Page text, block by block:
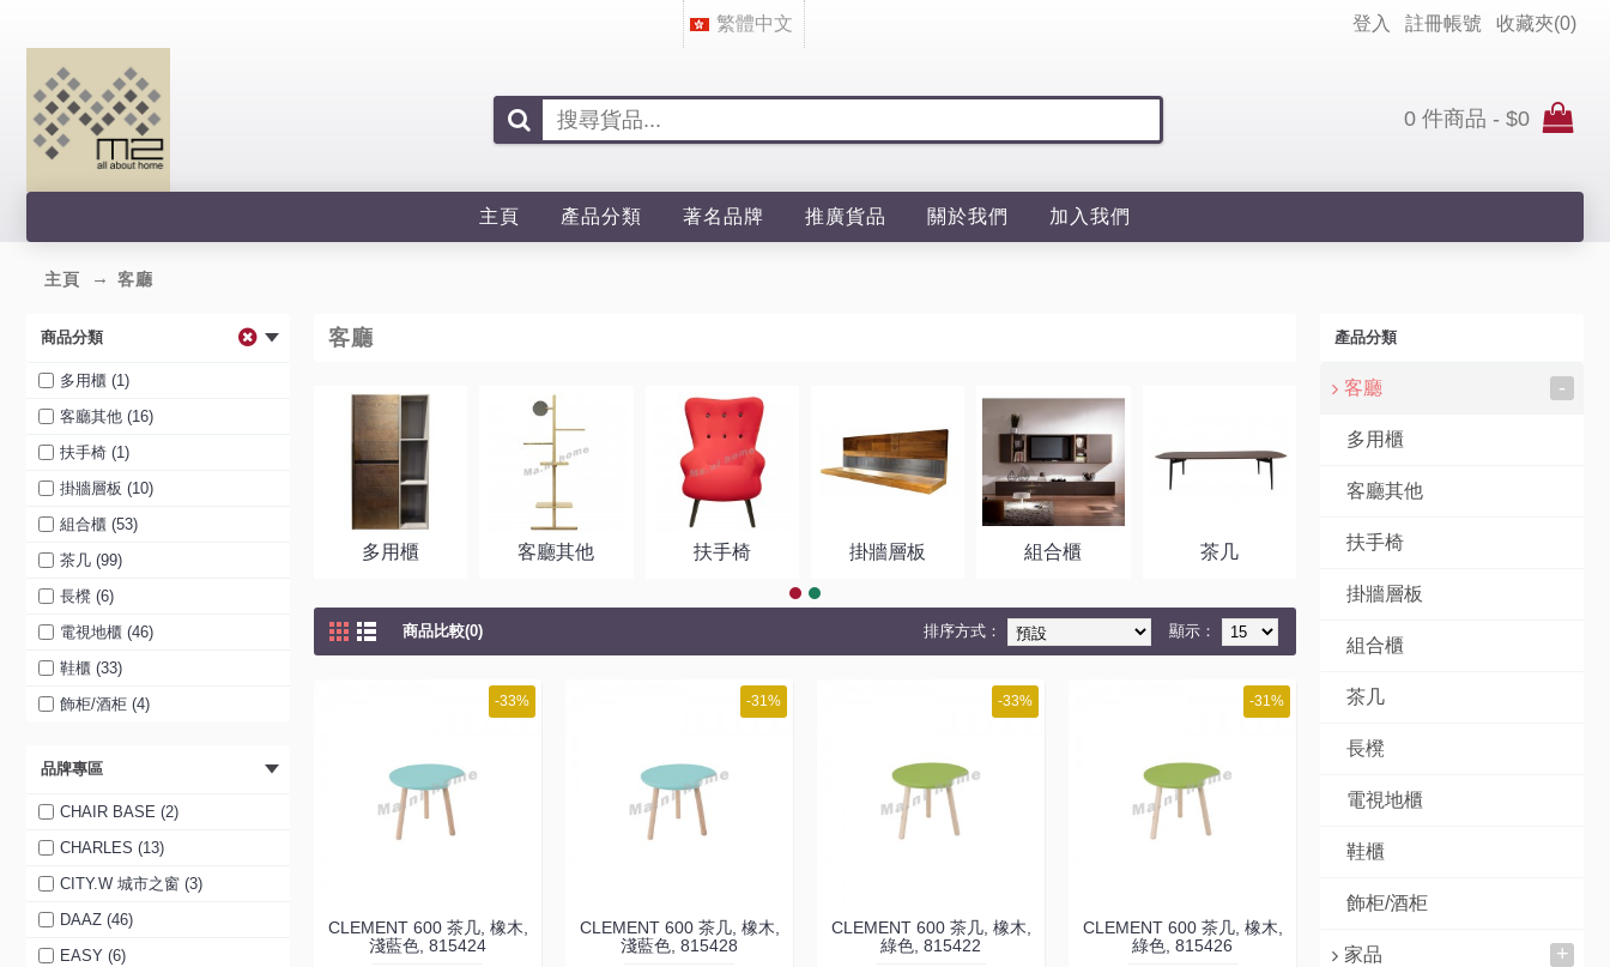
繁體中文 登入 註冊帳號 收藏夾(0)
0 件商品 - $0
主頁 產品分類 著名品牌 推廣貨品 關於我們 加入我們
主頁 客廳
商品分類
多用櫃 (1)
客廳其他 (16)
扶手椅 (1)
掛牆層板 (10)
組合櫃 (53)
茶几 (99)
長櫈 (6)
電視地櫃 (46)
鞋櫃 (33)
飾柜/酒柜 (4)
品牌專區
CHAIR BASE (2)
CHARLES (13)
CITY.W 城市之窗 (3)
DAAZ (46)
EASY (6)
產品分類
客廳 -
多用櫃
客廳其他
扶手椅
掛牆層板
組合櫃
茶几
長櫈
電視地櫃
鞋櫃
飾柜/酒柜
家品 +
客廳
多用櫃 客廳其他 扶手椅 掛牆層板 組合櫃 茶几 長櫈
商品比較(0) 顯示：
排序方式：
-33%
CLEMENT 600 茶几, 橡木,
淺藍色, 815424
-31%
CLEMENT 600 茶几, 橡木,
淺藍色, 815428
-33%
CLEMENT 600 茶几, 橡木,
綠色, 815422
-31%
CLEMENT 600 茶几, 橡木,
綠色, 815426